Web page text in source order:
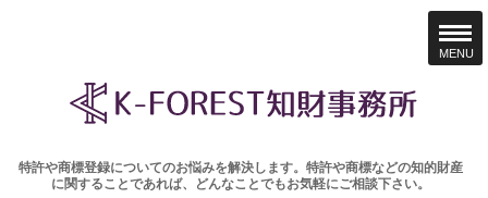
MENU
特許や商標登録についてのお悩みを解決します。特許や商標などの知的財産
に関することであれば、どんなことでもお気軽にご相談下さい。